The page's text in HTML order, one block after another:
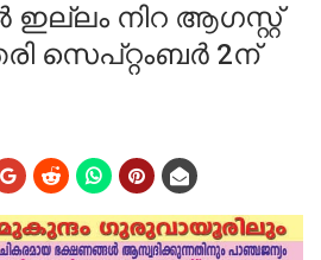
നിറ ആഗസ്റ്റ്
സെപ്റ്റംബർ 2ന്